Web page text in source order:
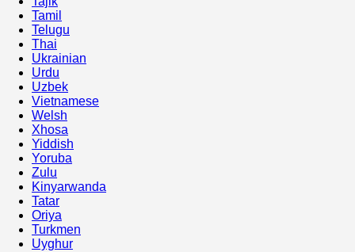
Tamil
Telugu
Thai
Ukrainian
Urdu
Uzbek
Vietnamese
Welsh
Xhosa
Yiddish
Yoruba
Zulu
Kinyarwanda
Tatar
Oriya
Turkmen
Uyghur